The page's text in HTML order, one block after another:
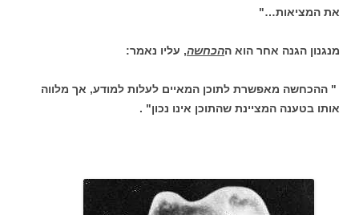
את המציאות…"
מנגנון הגנה אחר הוא ההכחשה, עליו נאמר:
" ההכחשה מאפשרת לתוכן המאיים לעלות למודע, אך מלווה
אותו בטענה המציינת שהתוכן אינו נכון" .